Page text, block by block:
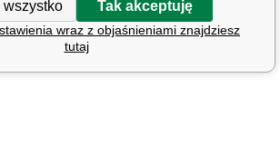
wszystko Tak akceptuję
wraz z objaśnieniami znajdziesz
tutaj